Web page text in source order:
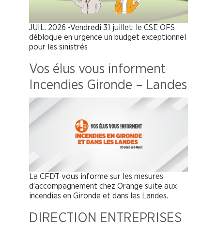
JUIL. 2026 -Vendredi 31 juillet: le CSE OFS
débloque en urgence un budget exceptionnel
pour les sinistrés
Vos élus vous informent
Incendies Gironde – Landes
La CFDT vous informe sur les mesures
d’accompagnement chez Orange suite aux
incendies en Gironde et dans les Landes.
DIRECTION ENTREPRISES